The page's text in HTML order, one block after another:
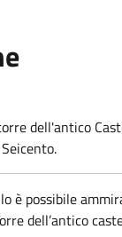
dell'antico
è possibile
dell’antico